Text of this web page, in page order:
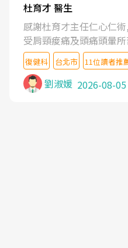
杜育才 醫生
感謝杜育才主任仁心仁
受肩頸痠痛及頭痛頭暈
檢查,也嘗試過西醫打針,
沒有用,後來連吃到嗎啡
症狀,沒多久就痛起來,多
台灣親友介紹忠孝醫院
復健科 台北市 11位讀者推
劉淑媛 2026-08-05